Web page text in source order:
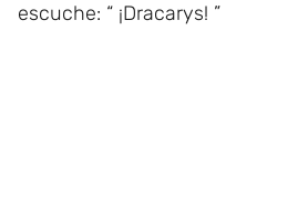
escuche: “ ¡Dracarys! ”